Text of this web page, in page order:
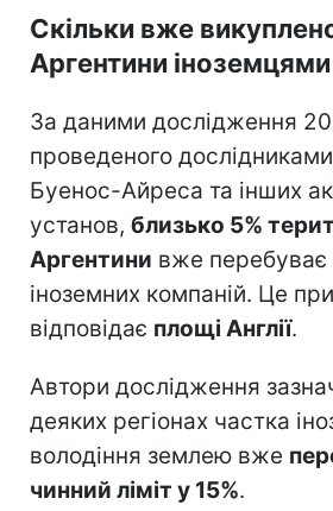
Скільки вже
Аргентини іноземцями
За даними дослідження
проведеного
Буенос-Айреса та інших
установ, близько 5%
Аргентини вже перебуває
іноземних компаній. Це
відповідає площі Англії.
Автори дослідження
деяких регіонах частка
володіння землею вже
чинний ліміт у 15%.